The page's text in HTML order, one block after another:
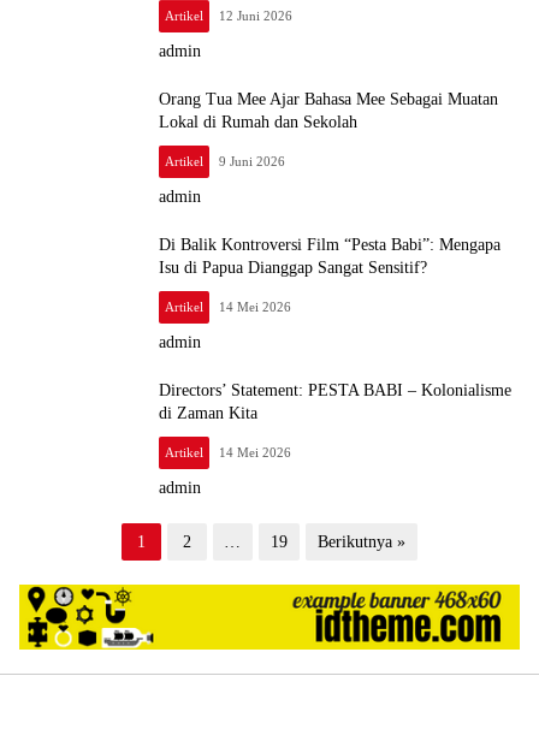
Artikel 12 Juni 2026
admin
Orang Tua Mee Ajar Bahasa Mee Sebagai Muatan
Lokal di Rumah dan Sekolah
Artikel 9 Juni 2026
admin
Di Balik Kontroversi Film “Pesta Babi”: Mengapa
Isu di Papua Dianggap Sangat Sensitif?
Artikel 14 Mei 2026
admin
Directors’ Statement: PESTA BABI – Kolonialisme
di Zaman Kita
Artikel 14 Mei 2026
admin
a
g
i
1 2 … 19 Berikutnya »